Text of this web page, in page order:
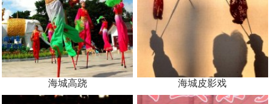
海城高跷 海城皮影戏